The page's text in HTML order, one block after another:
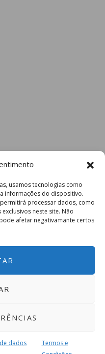
usamos tecnologias como
informações do dispositivo.
processar dados, como
neste site. Não
afetar negativamante certos
dados
Termos e